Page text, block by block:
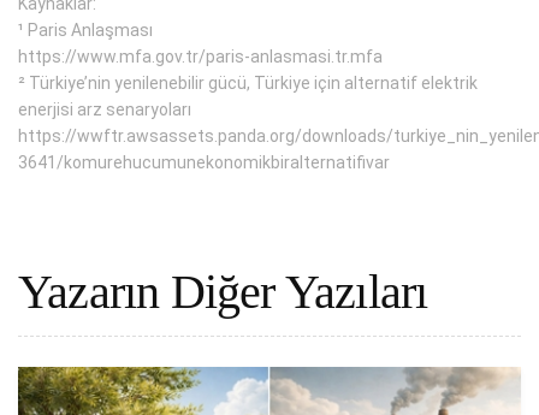
¹ Paris Anlaşması
https://www.mfa.gov.tr/paris-anlasmasi.tr.mfa
² Türkiye’nin yenilenebilir gücü, Türkiye için alternatif elektrik
enerjisi arz senaryoları
https://wwftr.awsassets.panda.org/downloads/
3641/komurehucumunekonomikbiralternatifivar
Yazarın Diğer Yazıları